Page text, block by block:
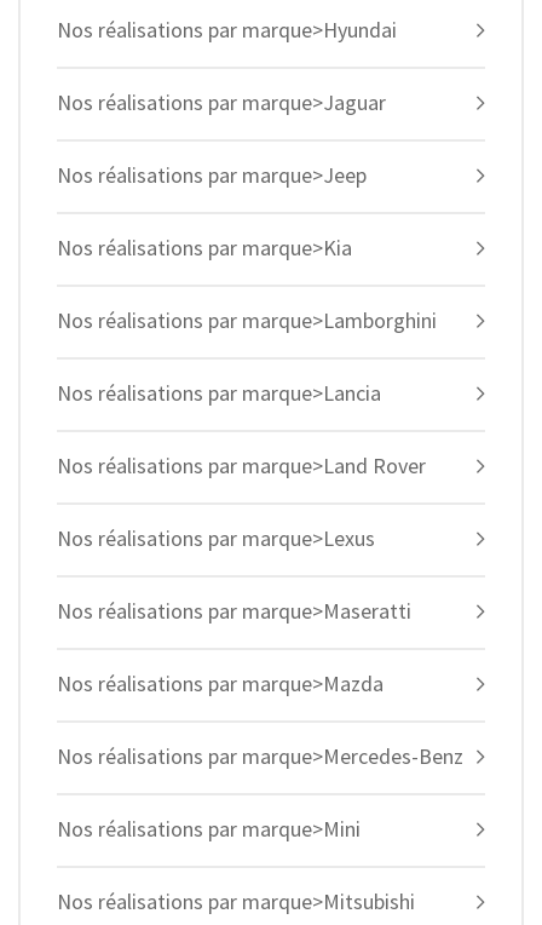
Nos réalisations par marque>Hyundai
Nos réalisations par marque>Jaguar
Nos réalisations par marque>Jeep
Nos réalisations par marque>Kia
Nos réalisations par marque>Lamborghini
Nos réalisations par marque>Lancia
Nos réalisations par marque>Land Rover
Nos réalisations par marque>Lexus
Nos réalisations par marque>Maseratti
Nos réalisations par marque>Mazda
Nos réalisations par marque>Mercedes-Benz
Nos réalisations par marque>Mini
Nos réalisations par marque>Mitsubishi